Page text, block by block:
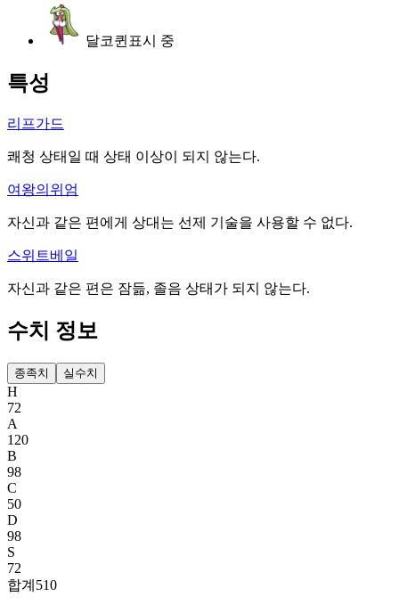
달코퀸 표시 중
특성
리프가드
쾌청 상태일 때 상태 이상이 되지 않는다.
여왕의위엄
자신과 같은 편에게 상대는 선제 기술을 사용할 수 없다.
스위트베일
자신과 같은 편은 잠듦, 졸음 상태가 되지 않는다.
수치 정보
종족치 실수치
H
72
A
120
B
98
C
50
D
98
S
72
합계 510